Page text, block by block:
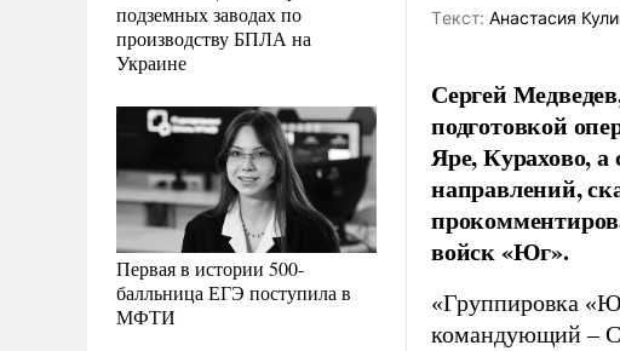
подземных заводах по
производству БПЛА на
Украине
Первая в истории 500-
балльница ЕГЭ поступила в
МФТИ
Tекст: Анастасия
Сергей
подготовкой
Яре, Курахово, а
направлений,
войск «Юг».
«Группировка
командующий –